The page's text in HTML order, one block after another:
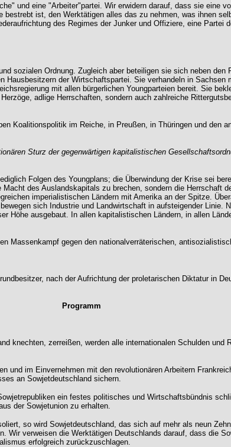
und eine "Arbeiter"partei. Wir erwidern darauf, dass sie eine
ist, den Werktätigen alles das zu nehmen, was ihnen
des Regimes der Junker und Offiziere, eine Partei
sozialen Ordnung. Zugleich aber beteiligen sie sich neben
der Wirtschaftspartei. Sie verhandeln in Sachsen
mit allen bürgerlichen Youngparteien bereit. Sie
adlige Herrschaften, sondern auch zahlreiche
Koalitionspolitik im Reiche, in Preußen, in Thüringen und den
Sturz der gegenwärtigen kapitalistischen
Folgen des Youngplans; die Überwindung der Krise sei
des Auslandskapitals zu brechen, sondern die Herrschaft
imperialistischen Ländern mit Amerika an der Spitze.
sich Industrie und Landwirtschaft in aufsteigender Linie.
Höhe ausgebaut. In allen kapitalistischen Ländern, in allen
Massenkampf gegen den nationalverräterischen,
nach der Aufrichtung der proletarischen Diktatur in
Programm
knechten, zerreißen, werden alle internationalen Schulden
im Einvernehmen mit den revolutionären Arbeitern
an Sowjetdeutschland sichern.
ein festes politisches und Wirtschaftsbündnis
der Sowjetunion zu erhalten.
so wird Sowjetdeutschland, das sich auf mehr als neun
verweisen die Werktätigen Deutschlands darauf, dass die
erfolgreich zurückzuschlagen.